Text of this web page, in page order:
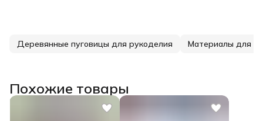
Деревянные пуговицы для рукоделия Материалы для
Похожие товары